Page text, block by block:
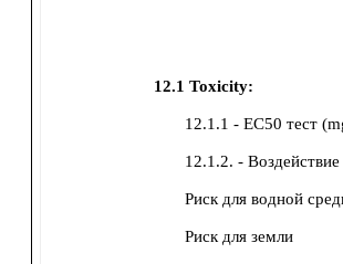
12.1 Toxicity:
12.1.1 - EC50 тест
12.1.2. -
Риск для водной
Риск для земли